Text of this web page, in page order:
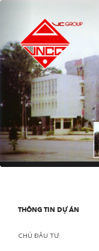
THÔNG TIN DỰ ÁN
CHỦ ĐẦU TƯ: